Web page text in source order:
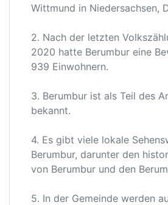
Wittmund in Niedersachsen,
2. Nach der letzten
2020 hatte Berumbur eine
939 Einwohnern.
3. Berumbur ist als Teil des
bekannt.
4. Es gibt viele lokale
Berumbur, darunter den
von Berumbur und den
5. In der Gemeinde werden